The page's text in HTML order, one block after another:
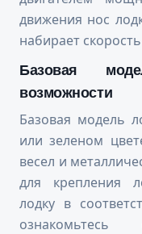
движения нос
набирает
Базовая
возможности
Базовая модель
или зеленом
весел и
для крепления
лодку в